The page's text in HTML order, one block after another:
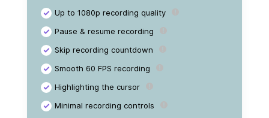
Up to 1080p recording quality
Pause & resume recording
Skip recording countdown
Smooth 60 FPS recording
Highlighting the cursor
Minimal recording controls